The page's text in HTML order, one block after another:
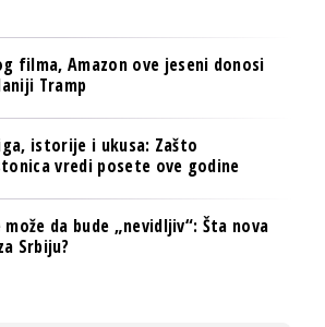
filma, Amazon ove jeseni donosi
Tramp
istorije i ukusa: Zašto
vredi posete ove godine
da bude „nevidljiv“: Šta nova
Srbiju?